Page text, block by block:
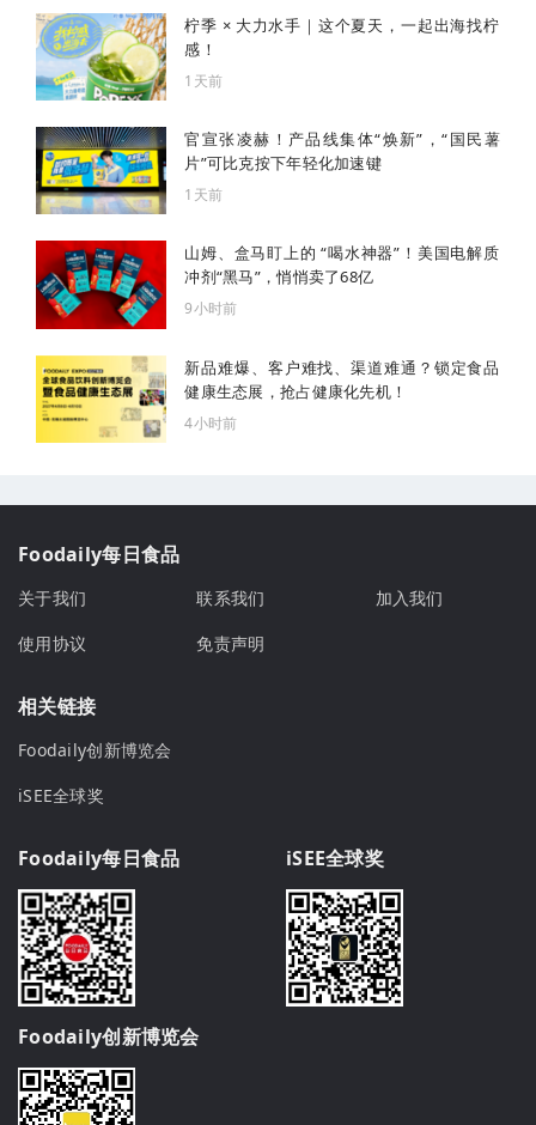
柠季 × 大力水手｜这个夏天，一起出海找柠
感！
1天前
官宣张凌赫！产品线集体“焕新”，“国民薯
片”可比克按下年轻化加速键
1天前
山姆、盒马盯上的 “喝水神器”！美国电解质
冲剂“黑马”，悄悄卖了68亿
9小时前
新品难爆、客户难找、渠道难通？锁定食品
健康生态展，抢占健康化先机！
4小时前
Foodaily每日食品
关于我们 联系我们
加入我们
使用协议
免责声明
相关链接
Foodaily创新博览会
iSEE全球奖
Foodaily每日食品 iSEE全球奖
Foodaily创新博览会